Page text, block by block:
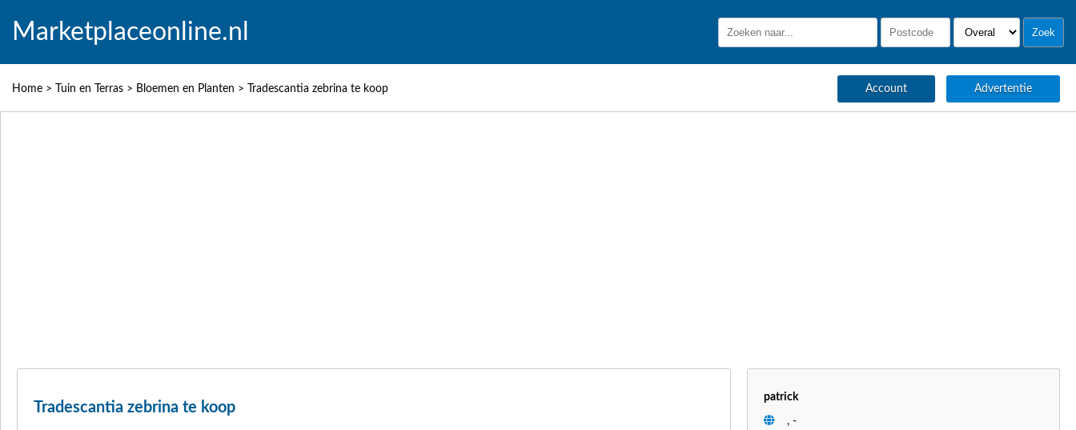
Marketplaceonline.nl
Home > Tuin en Terras > Bloemen en Planten > Tradescantia zebrina te koop Account Advertentie
Tradescantia zebrina te koop
patrick
, -